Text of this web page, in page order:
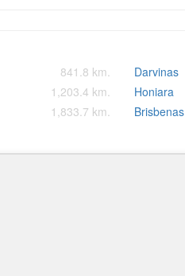
841.8 km. Darvinas
1,203.4 km. Honiara
1,833.7 km. Brisbenas